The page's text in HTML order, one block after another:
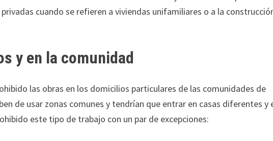
cuando se refieren a viviendas unifamiliares o a la
y en la comunidad
las obras en los domicilios particulares de las comunidades de
de usar zonas comunes y tendrían que entrar en casas diferentes y
este tipo de trabajo con un par de excepciones: